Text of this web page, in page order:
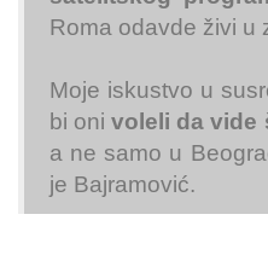
Roma odavde živi u
Moje iskustvo u
bi onivoleli da vide
a ne samo u
je Bajramović.